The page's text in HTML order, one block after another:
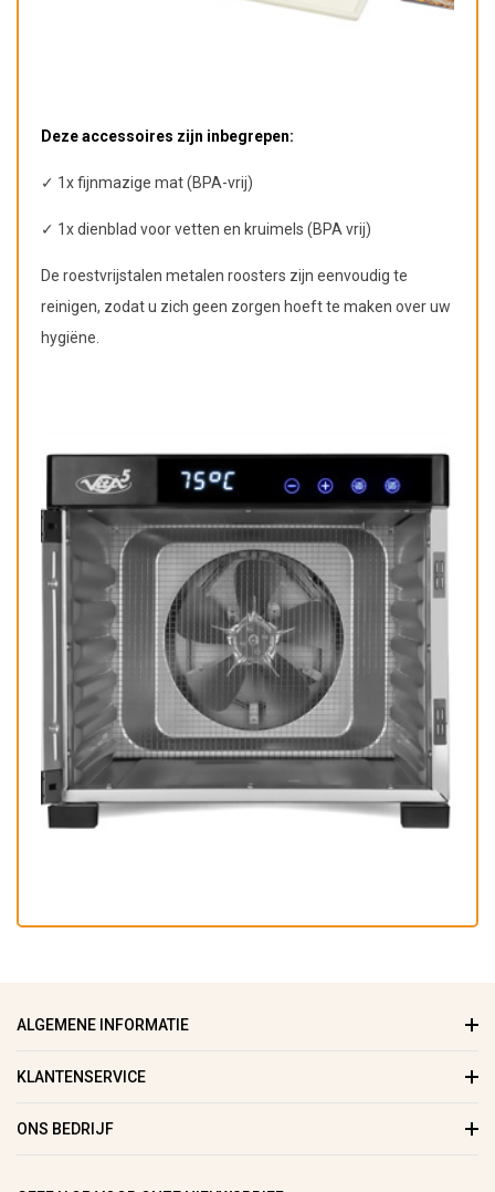
Deze accessoires zijn inbegrepen:
✓ 1x fijnmazige mat (BPA-vrij)
✓ 1x dienblad voor vetten en kruimels (BPA vrij)
De roestvrijstalen metalen roosters zijn eenvoudig te
reinigen, zodat u zich geen zorgen hoeft te maken over uw
hygiëne.
ALGEMENE INFORMATIE
KLANTENSERVICE
ONS BEDRIJF